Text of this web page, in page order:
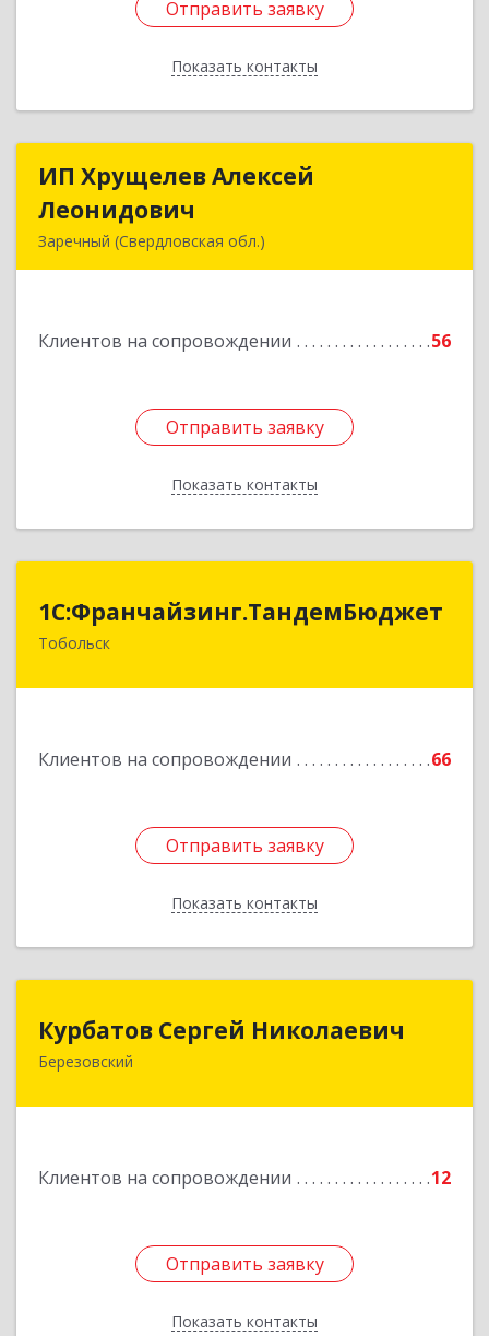
Отправить заявку
Показать контакты
Отправить заявку
Назад
ИП Хрущелев Алексей
Леонидович
Заречный (Свердловская обл.)
Клиентов на сопровождении 56
Отправить заявку
Показать контакты
ИП Хрущелев Алексей
Подробнее
Отправить заявку
Назад
1С:Франчайзинг.ТандемБюджет
Тобольск
Клиентов на сопровождении 66
Отправить заявку
Показать контакты
1С:Франчайзинг.ТандемБюджет
Отправить заявку
Назад
Курбатов Сергей Николаевич
Березовский
Клиентов на сопровождении 12
Отправить заявку
Показать контакты
Курбатов Сергей Николаевич
Отправить заявку
Назад